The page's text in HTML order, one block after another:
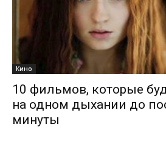
Кино
10 фильмов, которые
на одном дыхании до
минуты